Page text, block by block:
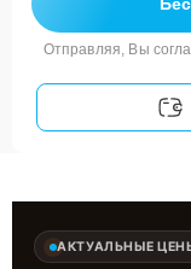
Отправляя, Вы
АКТУАЛЬНЫЕ